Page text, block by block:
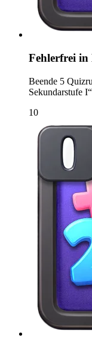
Fehlerfrei
Beende 5
Sekundarstufe
10